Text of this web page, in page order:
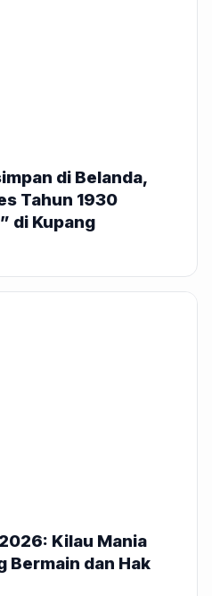
di Belanda,
Tahun 1930
di Kupang
Kilau Mania
Bermain dan Hak